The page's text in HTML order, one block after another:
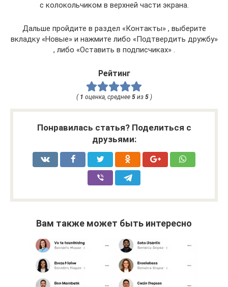
с колокольчиком в верхней части экрана.
Дальше пройдите в раздел «Контакты» , выберите
вкладку «Новые» и нажмите либо «Подтвердить дружбу»
, либо «Оставить в подписчиках» .
Рейтинг
( 1 оценка, среднее 5из 5)
Понравилась статья? Поделиться с
друзьями:
Вам также может быть интересно